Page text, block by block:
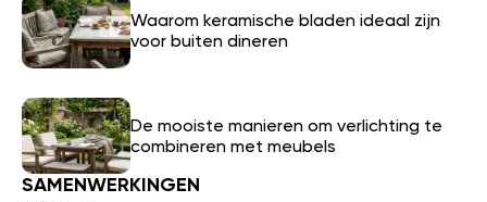
Waarom keramische bladen ideaal zijn
voor buiten dineren
De mooiste manieren om verlichting te
combineren met meubels
SAMENWERKINGEN